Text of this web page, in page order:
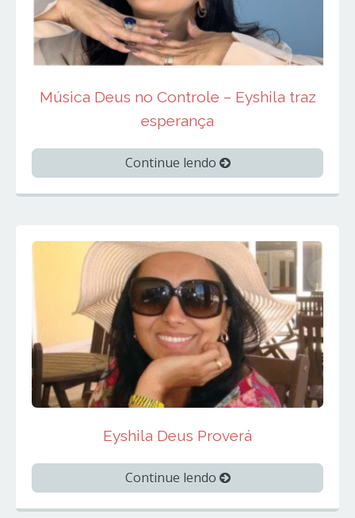
Música Deus no Controle – Eyshila traz
esperança
Continue lendo
Eyshila Deus Proverá
Continue lendo